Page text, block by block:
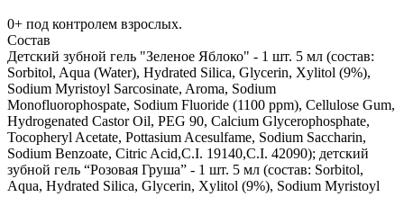
0+ под контролем взрослых.
Состав
Детский зубной гель "Зеленое Яблоко" - 1 шт. 5 мл (состав:
Sorbitol, Aqua (Water), Hydrated Silica, Glycerin, Xylitol (9%),
Sodium Myristoyl Sarcosinate, Aroma, Sodium
Monofluorophospate, Sodium Fluoride (1100 ppm), Cellulose Gum,
Hydrogenated Castor Oil, PEG 90, Calcium Glycerophosphate,
Tocopheryl Acetate, Pottasium Acesulfame, Sodium Saccharin,
Sodium Benzoate, Citric Acid,C.I. 19140,C.I. 42090); детский
зубной гель “Розовая Груша” - 1 шт. 5 мл (состав: Sorbitol,
Aqua, Hydrated Silica, Glycerin, Xylitol (9%), Sodium Myristoyl